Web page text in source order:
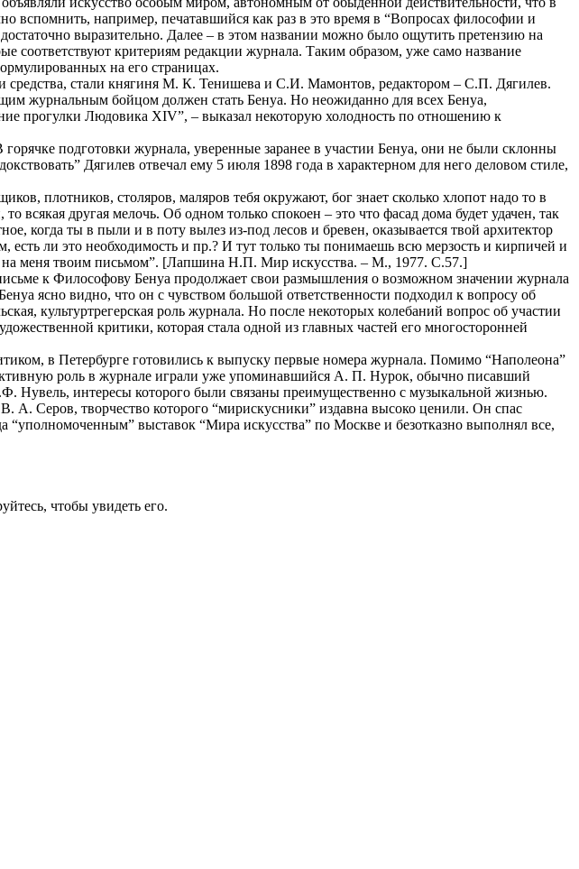
вспомнить, например, печатавшийся как раз в это время в “Вопросах философии и
выразительно. Далее – в этом названии можно было ощутить претензию на
соответствуют критериям редакции журнала. Таким образом, уже само название
на его страницах.
средства, стали княгиня М. К. Тенишева и С.И. Мамонтов, редактором – С.П. Дягилев.
журнальным бойцом должен стать Бенуа. Но неожиданно для всех Бенуа,
прогулки Людовика XIV”, – выказал некоторую холодность по отношению к
подготовки журнала, уверенные заранее в участии Бенуа, они не были склонны
Дягилев отвечал ему 5 июля 1898 года в характерном для него деловом стиле,
плотников, столяров, маляров тебя окружают, бог знает сколько хлопот надо то в
всякая другая мелочь. Об одном только спокоен – это что фасад дома будет удачен, так
когда ты в пыли и в поту вылез из-под лесов и бревен, оказывается твой архитектор
есть ли это необходимость и пр.? И тут только ты понимаешь всю мерзость и кирпичей и
на меня твоим письмом”. [Лапшина Н.П. Мир искусства. – М., 1977. С.57.]
к Философову Бенуа продолжает свои размышления о возможном значении журнала
ясно видно, что он с чувством большой ответственности подходил к вопросу об
культуртрегерская роль журнала. Но после некоторых колебаний вопрос об участии
критики, которая стала одной из главных частей его многосторонней
в Петербурге готовились к выпуску первые номера журнала. Помимо “Наполеона”
роль в журнале играли уже упоминавшийся А. П. Нурок, обычно писавший
Нувель, интересы которого были связаны преимущественно с музыкальной жизнью.
А. Серов, творчество которого “мирискусники” издавна высоко ценили. Он спас
выставок “Мира искусства” по Москве и безотказно выполнял все,
чтобы увидеть его.